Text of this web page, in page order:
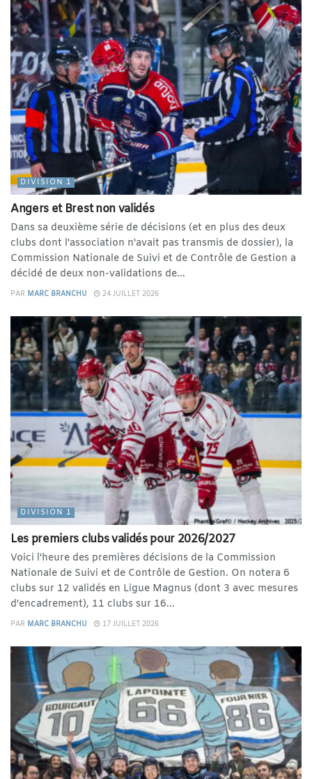
DIVISION 1
Angers et Brest non validés
Dans sa deuxième série de décisions (et en plus des deux
clubs dont l'association n'avait pas transmis de dossier), la
Commission Nationale de Suivi et de Contrôle de Gestion a
décidé de deux non-validations de...
PAR MARC BRANCHU 24 JUILLET 2026
DIVISION 1
Les premiers clubs validés pour 2026/2027
Voici l'heure des premières décisions de la Commission
Nationale de Suivi et de Contrôle de Gestion. On notera 6
clubs sur 12 validés en Ligue Magnus (dont 3 avec mesures
d'encadrement), 11 clubs sur 16...
PAR MARC BRANCHU 17 JUILLET 2026